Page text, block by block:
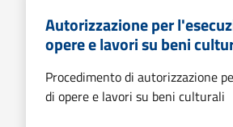
Autorizzazione per
opere e lavori su beni
Procedimento di autorizzazione
di opere e lavori su beni culturali